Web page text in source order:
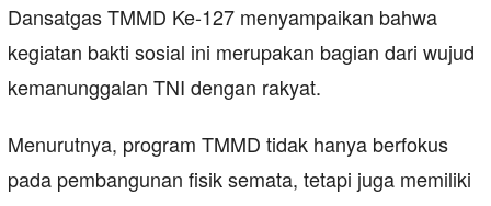
Dansatgas TMMD Ke-127 menyampaikan bahwa
kegiatan bakti sosial ini merupakan bagian dari wujud
kemanunggalan TNI dengan rakyat.
Menurutnya, program TMMD tidak hanya berfokus
pada pembangunan fisik semata, tetapi juga memiliki